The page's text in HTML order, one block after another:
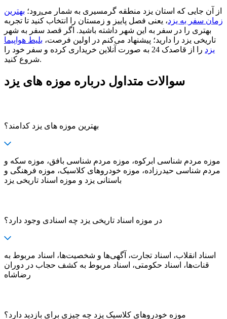
از آن جایی که استان یزد منطقه گرمسیری به‌ شمار میֱ‌رود؛ بهترین
زمان سفر به یزد، یعنی فصل پاییز و زمستان را انتخاب کنید تا تجربه
بهتری را در سفر به این شهر داشته باشید. اگر قصد سفر به شهر
تاریخی یزد را دارید؛ پیشنهاد می‌کنم در اولین فرصت، بلیط هواپیما
یزد
را از قاصدک 24 به صورت آنلاین خریداری کرده و سفر خود را
شروع کنید.
سوالات متداول درباره موزه های یزد
بهترین موزه های یزد کدامند؟
موزه مردم شناسی ابرکوه، موزه مردم شناسی بافق، موزه سکه و
مردم شناسی حیدرزاده، موزه خودروهای کلاسیک، موزه فرهنگی و
باستانی یزد و موزه اسناد تاریخی یزد
در موزه اسناد تاریخی یزد چه اسنادی وجود دارد؟
اسناد انقلاب، اسناد تجارت، آگهی‌ها و شخصیت‌ها، اسناد مربوط به
قنات‌ها، اسناد حکومتی، اسناد مربوط به کشف حجاب در دوران
رضاشاه
موزه خودروهای کلاسیک یزد چه چیزی برای بازدید دارد؟